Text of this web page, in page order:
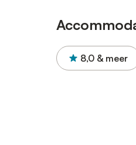
8,0 & meer